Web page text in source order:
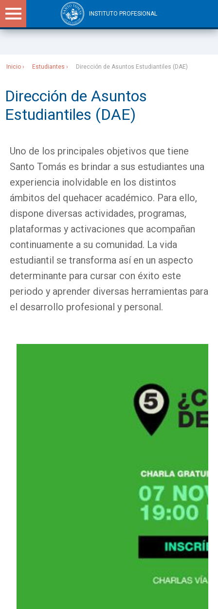
INSTITUTO PROFESIONAL
Inicio Estudiantes Dirección de Asuntos Estudiantiles (DAE)
Dirección de Asuntos
Estudiantiles (DAE)
Uno de los principales objetivos que tiene
Santo Tomás es brindar a sus estudiantes una
experiencia inolvidable en los distintos
ámbitos del quehacer académico. Para ello,
dispone diversas actividades, programas,
plataformas y activaciones que acompañan
continuamente a su comunidad. La vida
estudiantil se transforma así en un aspecto
determinante para cursar con éxito este
periodo y aprender diversas herramientas para
el desarrollo profesional y personal.